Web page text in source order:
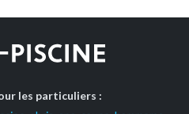
les particuliers :